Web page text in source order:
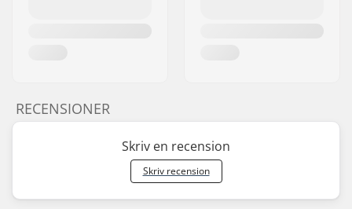
RECENSIONER
Skriv en recension
Skriv recension